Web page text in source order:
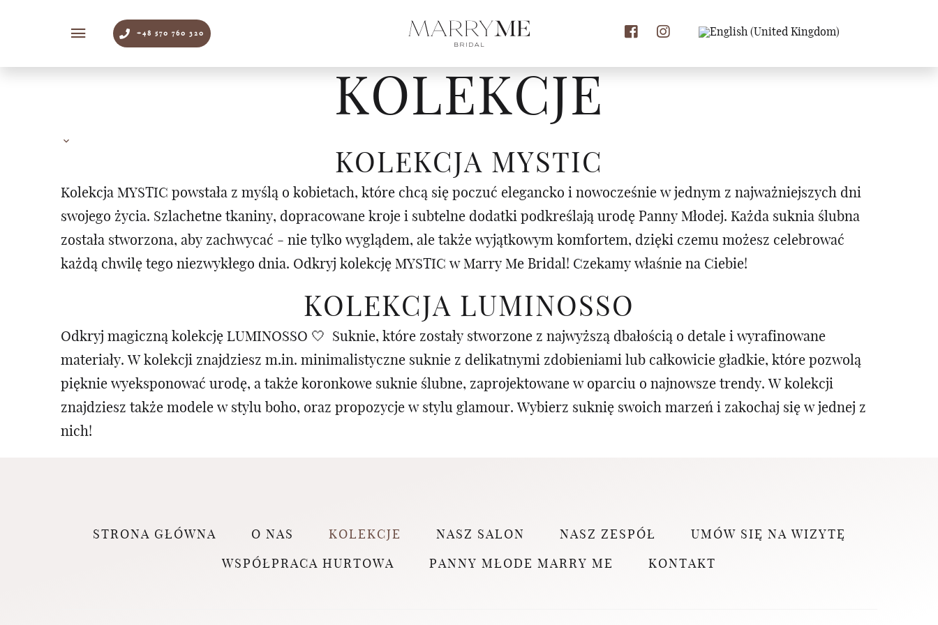
+48 570 760 320
KOLEKCJE
KOLEKCJA MYSTIC
Kolekcja MYSTIC powstała z myślą o kobietach, które chcą się poczuć elegancko i nowocześnie w jednym z najważniejszych dni
swojego życia. Szlachetne tkaniny, dopracowane kroje i subtelne dodatki podkreślają urodę Panny Młodej. Każda suknia ślubna
została stworzona, aby zachwycać - nie tylko wyglądem, ale także wyjątkowym komfortem, dzięki czemu możesz celebrować
każdą chwilę tego niezwykłego dnia. Odkryj kolekcję MYSTIC w Marry Me Bridal! Czekamy właśnie na Ciebie!
KOLEKCJA LUMINOSSO
Odkryj magiczną kolekcję LUMINOSSO 🤍 Suknie, które zostały stworzone z najwyższą dbałością o detale i wyrafinowane
materiały. W kolekcji znajdziesz m.in. minimalistyczne suknie z delikatnymi zdobieniami lub całkowicie gładkie, które pozwolą
pięknie wyeksponować urodę, a także koronkowe suknie ślubne, zaprojektowane w oparciu o najnowsze trendy. W kolekcji
znajdziesz także modele w stylu boho, oraz propozycje w stylu glamour. Wybierz suknię swoich marzeń i zakochaj się w jednej z
nich!
STRONA GŁÓWNA O NAS KOLEKCJE NASZ SALON NASZ ZESPÓŁ UMÓW SIĘ NA WIZYTĘ
WSPÓŁPRACA HURTOWA PANNY MŁODE MARRY ME KONTAKT